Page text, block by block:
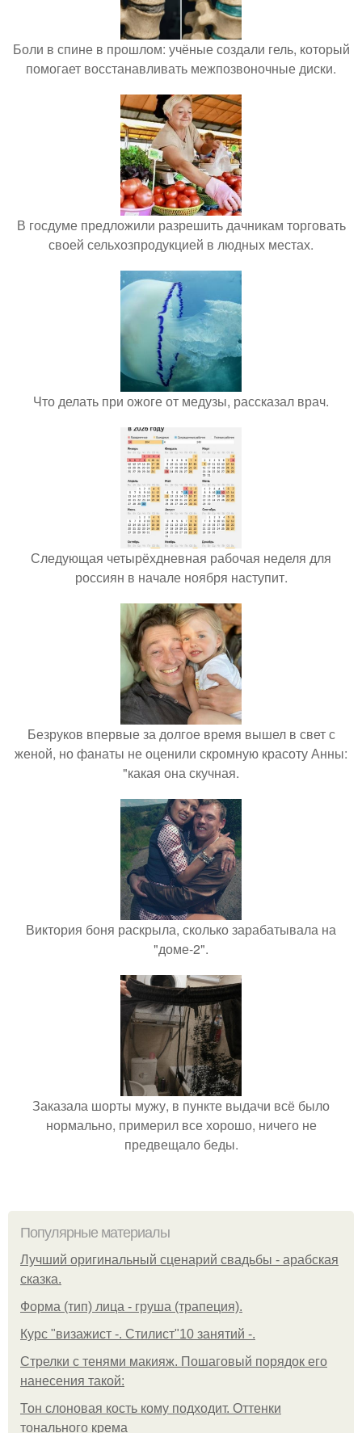
Боли в спине в прошлом: учёные создали гель, который
помогает восстанавливать межпозвоночные диски.
В госдуме предложили разрешить дачникам торговать
своей сельхозпродукцией в людных местах.
Что делать при ожоге от медузы, рассказал врач.
Следующая четырёхдневная рабочая неделя для
россиян в начале ноября наступит.
Безруков впервые за долгое время вышел в свет с
женой, но фанаты не оценили скромную красоту Анны:
"какая она скучная.
Виктория боня раскрыла, сколько зарабатывала на
"доме-2".
Заказала шорты мужу, в пункте выдачи всё было
нормально, примерил все хорошо, ничего не
предвещало беды.
Популярные материалы
Лучший оригинальный сценарий свадьбы - арабская
сказка.
Форма (тип) лица - груша (трапеция).
Курс "визажист -. Стилист"10 занятий -.
Стрелки с тенями макияж. Пошаговый порядок его
нанесения такой:
Тон слоновая кость кому подходит. Оттенки
тонального крема